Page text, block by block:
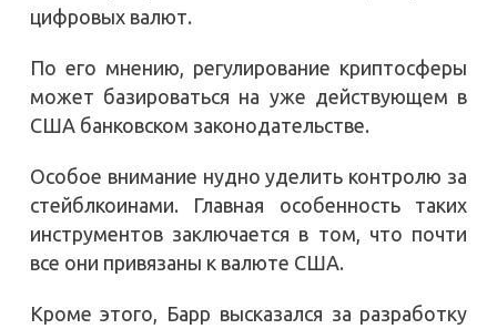
цифровых валют.
По его мнению, регулирование криптосферы
может базироваться на уже действующем в
США банковском законодательстве.
Особое внимание нудно уделить контролю за
стейблкоинами. Главная особенность таких
инструментов заключается в том, что почти
все они привязаны к валюте США.
Кроме этого, Барр высказался за разработку